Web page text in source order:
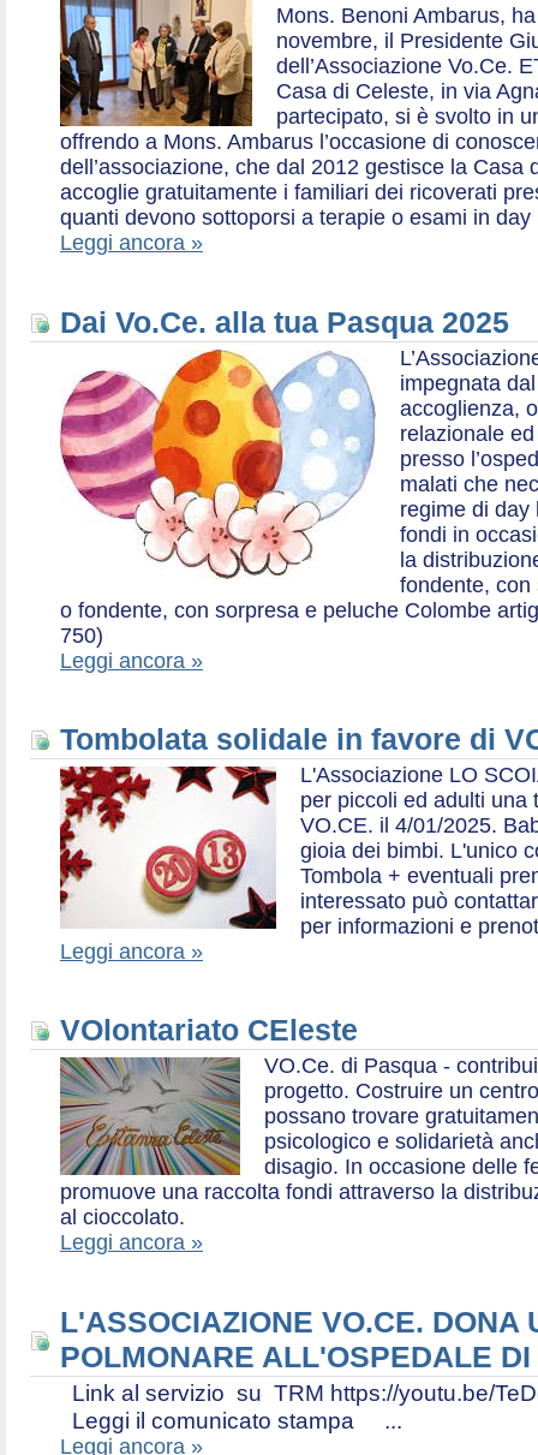
Mons. Benoni Ambarus,
novembre, il Presidente
dell’Associazione Vo.Ce.
Casa di Celeste, in via
partecipato, si è svolto in
offrendo a Mons. Ambarus l’occasione di
dell’associazione, che dal 2012 gestisce la Casa
accoglie gratuitamente i familiari dei ricoverati
quanti devono sottoporsi a terapie o esami in day
Leggi ancora »
Dai Vo.Ce. alla tua Pasqua 2025
impegnata
accoglienza,
relazionale
presso
malati che
regime di day
fondi in
la
fondente, con
o fondente, con sorpresa e peluche Colombe
750)
Leggi ancora »
Tombolata solidale in favore di
L'Associazione LO
per piccoli ed adulti una
VO.CE. il 4/01/2025.
gioia dei bimbi. L'unico
Tombola + eventuali
interessato può
per informazioni e
Leggi ancora »
VOlontariato CEleste
VO.Ce. di Pasqua -
progetto. Costruire un
possano trovare
psicologico e solidarietà
disagio. In occasione delle
promuove una raccolta fondi attraverso la
al cioccolato.
Leggi ancora »
L'ASSOCIAZIONE VO.CE. DONA
POLMONARE ALL'OSPEDALE
Link al servizio su TRM https://youtu.be/
Leggi il comunicato stampa ...
Leggi ancora »